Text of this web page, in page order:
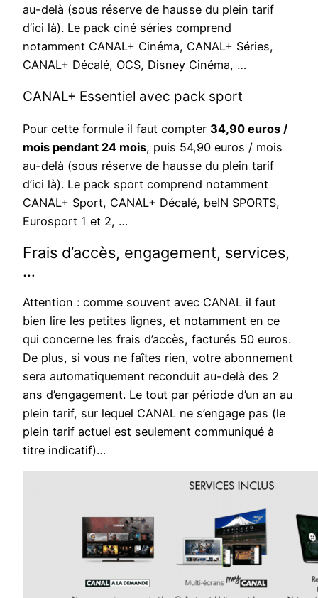
au-delà (sous réserve de hausse du plein tarif
d’ici là). Le pack ciné séries comprend
notamment CANAL+ Cinéma, CANAL+ Séries,
CANAL+ Décalé, OCS, Disney Cinéma, …
CANAL+ Essentiel avec pack sport
Pour cette formule il faut compter 34,90 euros /
mois pendant 24 mois, puis 54,90 euros / mois
au-delà (sous réserve de hausse du plein tarif
d’ici là). Le pack sport comprend notamment
CANAL+ Sport, CANAL+ Décalé, beIN SPORTS,
Eurosport 1 et 2, …
Frais d’accès, engagement, services,
…
Attention : comme souvent avec CANAL il faut
bien lire les petites lignes, et notamment en ce
qui concerne les frais d’accès, facturés 50 euros.
De plus, si vous ne faîtes rien, votre abonnement
sera automatiquement reconduit au-delà des 2
ans d’engagement. Le tout par période d’un an au
plein tarif, sur lequel CANAL ne s’engage pas (le
plein tarif actuel est seulement communiqué à
titre indicatif)…